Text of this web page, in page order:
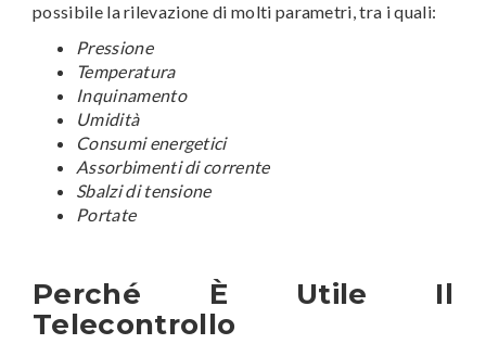
possibile la rilevazione di molti parametri, tra i quali:
Pressione
Temperatura
Inquinamento
Umidità
Consumi energetici
Assorbimenti di corrente
Sbalzi di tensione
Portate
Perché È Utile Il
Telecontrollo